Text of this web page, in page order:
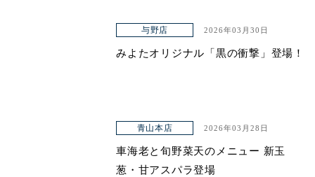
与野店 2026年03月30日
みよたオリジナル「黒の衝撃」登場！
青山本店 2026年03月28日
車海老と旬野菜天のメニュー 新玉
葱・甘アスパラ登場